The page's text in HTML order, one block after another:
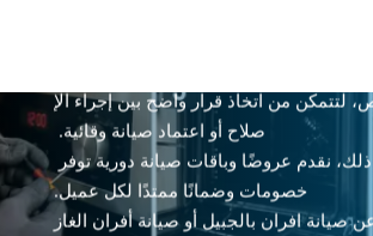
أصلية عند الحاجة ونقدّم تقارير فنية دقي
لتتمكن من اتخاذ قرار واضح بين إجراء الإ
صلاح أو اعتماد صيانة وقائية.
ذلك، نقدم عروضًا وباقات صيانة دورية توفر
خصومات وضمانًا ممتدًا لكل عميل.
صيانة افران بالجبيل أو صيانة أفران الغاز